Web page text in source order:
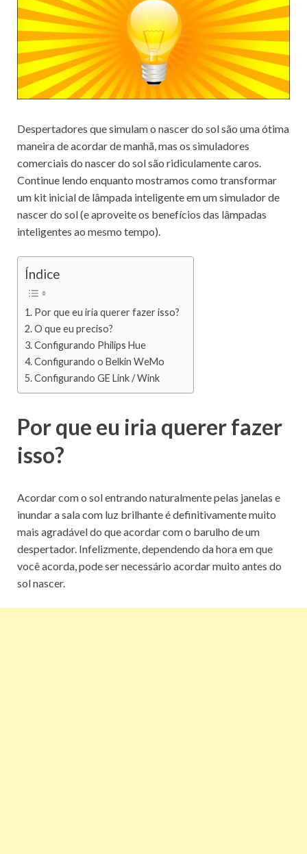
Despertadores que simulam o nascer do sol são uma ótima
maneira de acordar de manhã, mas os simuladores
comerciais do nascer do sol são ridiculamente caros.
Continue lendo enquanto mostramos como transformar
um kit inicial de lâmpada inteligente em um simulador de
nascer do sol (e aproveite os benefícios das lâmpadas
inteligentes ao mesmo tempo).
Índice
Por que eu iria querer fazer isso?
O que eu preciso?
Configurando Philips Hue
Configurando o Belkin WeMo
Configurando GE Link / Wink
Por que eu iria querer fazer
isso?
Acordar com o sol entrando naturalmente pelas janelas e
inundar a sala com luz brilhante é definitivamente muito
mais agradável do que acordar com o barulho de um
despertador. Infelizmente, dependendo da hora em que
você acorda, pode ser necessário acordar muito antes do
sol nascer.